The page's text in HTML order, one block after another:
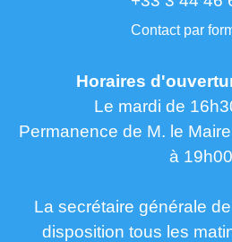
Contact par
Horaires
Le mardi de
Permanence de M. le
à 19h00
La secrétaire générale
disposition tous les